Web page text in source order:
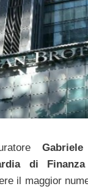
di Finanza
il maggior